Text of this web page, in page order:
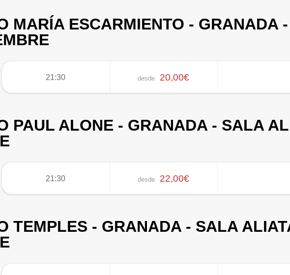
MARÍA ESCARMIENTO - GRANADA
21:30 desde 20,00€
PAUL ALONE - GRANADA - SALA
21:30 desde 22,00€
TEMPLES - GRANADA - SALA